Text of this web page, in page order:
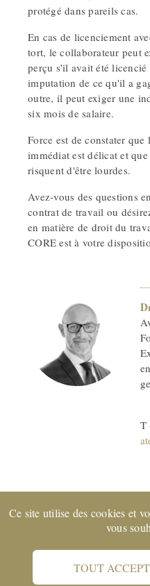
protégé dans pareils cas.
En cas de licenciement
tort, le collaborateur peut
perçu s'il avait été
imputation de ce qu'il a
outre, il peut exiger une
six mois de salaire.
Force est de constater
immédiat est délicat et
risquent d'être lourdes.
Avez-vous des questions
contrat de travail ou
en matière de droit du
CORE est à votre
T
Entreprise certifiée
| SUISSE © 2022 CORE
Référence Juridique
Ce site utilise des cookies et
vous
TOUT